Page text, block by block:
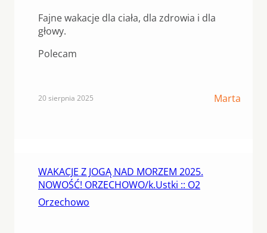
Fajne wakacje dla ciała, dla zdrowia i dla
głowy.
Polecam
20 sierpnia 2025 Marta
WAKACJE Z JOGĄ NAD MORZEM 2025.
NOWOŚĆ! ORZECHOWO/k.Ustki :: O2
Orzechowo